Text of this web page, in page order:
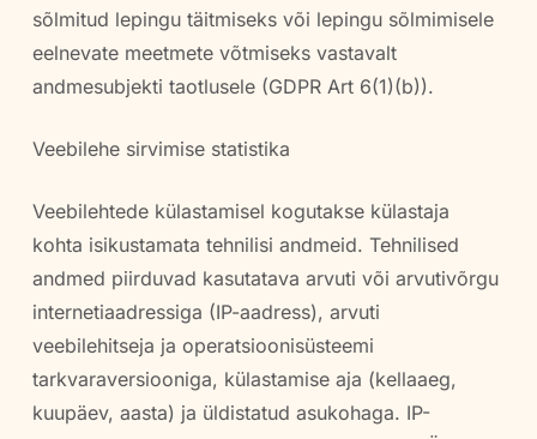
sõlmitud lepingu täitmiseks või lepingu sõlmimisele
eelnevate meetmete võtmiseks vastavalt
andmesubjekti taotlusele (GDPR Art 6(1)(b)).
Veebilehe sirvimise statistika
Veebilehtede külastamisel kogutakse külastaja
kohta isikustamata tehnilisi andmeid. Tehnilised
andmed piirduvad kasutatava arvuti või arvutivõrgu
internetiaadressiga (IP-aadress), arvuti
veebilehitseja ja operatsioonisüsteemi
tarkvaraversiooniga, külastamise aja (kellaaeg,
kuupäev, aasta) ja üldistatud asukohaga. IP-